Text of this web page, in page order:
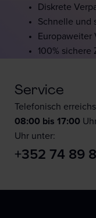
Diskrete
Schnelle und
Europaweiter
100% sichere
Service
Telefonisch
08:00 bis 17:00
Uhr unter:
+352 74 89